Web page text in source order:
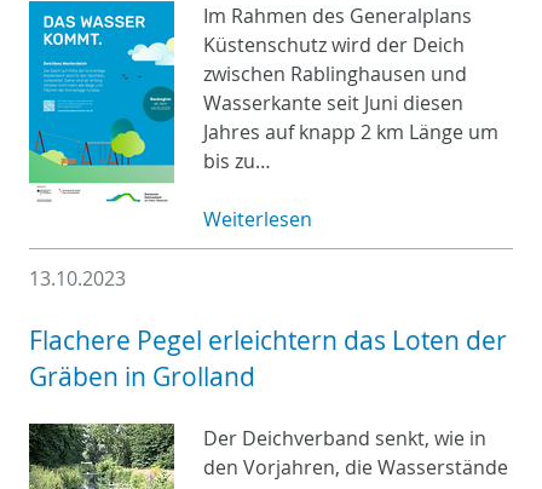
Im Rahmen des Generalplans
Küstenschutz wird der Deich
zwischen Rablinghausen und
Wasserkante seit Juni diesen
Jahres auf knapp 2 km Länge um
bis zu…
Weiterlesen
13.10.2023
Flachere Pegel erleichtern das Loten der
Gräben in Grolland
Der Deichverband senkt, wie in
den Vorjahren, die Wasserstände